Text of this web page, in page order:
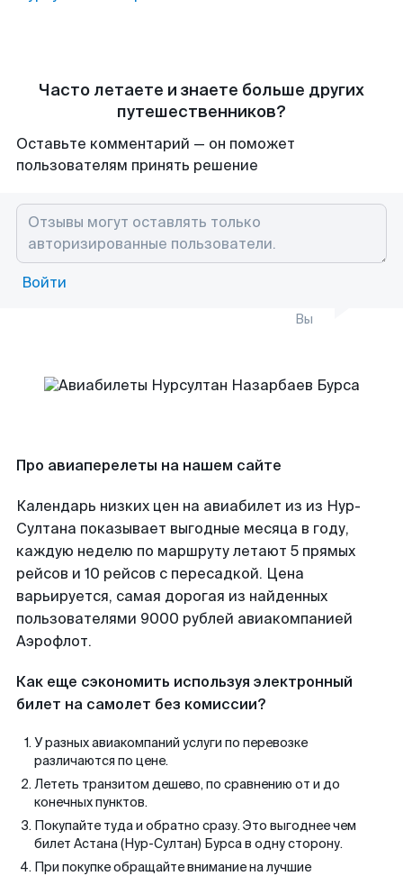
Часто летаете и знаете больше других
путешественников?
Оставьте комментарий — он поможет
пользователям принять решение
Войти
Вы
Про авиаперелеты на нашем сайте
Календарь низких цен на авиабилет из из Нур-
Султана показывает выгодные месяца в году,
каждую неделю по маршруту летают 5 прямых
рейсов и 10 рейсов с пересадкой. Цена
варьируется, самая дорогая из найденных
пользователями 9000 рублей авиакомпанией
Аэрофлот.
Как еще сэкономить используя электронный
билет на самолет без комиссии?
У разных авиакомпаний услуги по перевозке
различаются по цене.
Лететь транзитом дешево, по сравнению от и до
конечных пунктов.
Покупайте туда и обратно сразу. Это выгоднее чем
билет Астана (Нур-Султан) Бурса в одну сторону.
При покупке обращайте внимание на лучшие